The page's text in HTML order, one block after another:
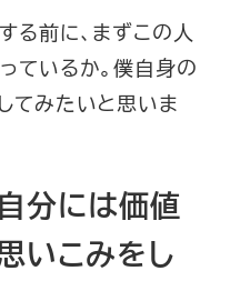
る前に、まずこの人
ているか。僕自身の
てみたいと思いま
分には価値
いこみをし